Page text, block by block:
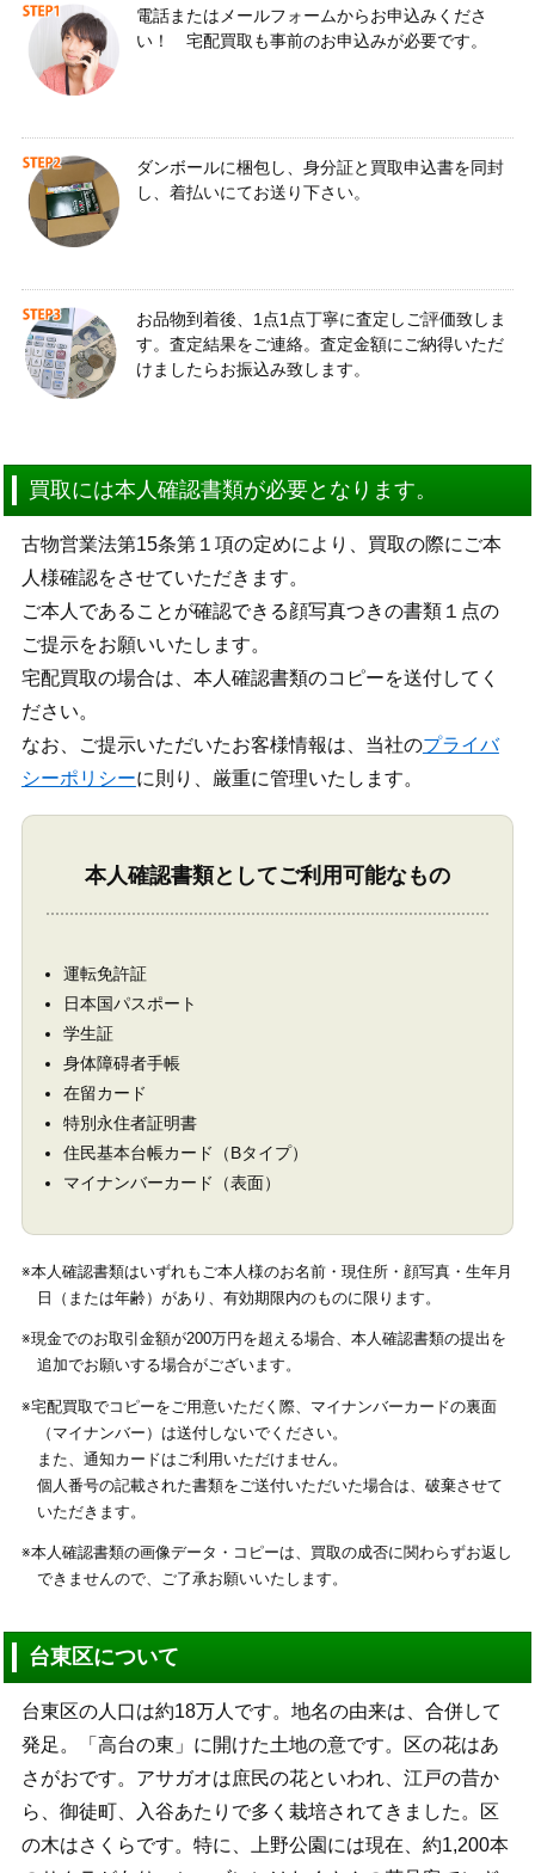
電話またはメールフォームからお申込みくださ
い！ 宅配買取も事前のお申込みが必要です。
ダンボールに梱包し、身分証と買取申込書を同封
し、着払いにてお送り下さい。
お品物到着後、1点1点丁寧に査定しご評価致しま
す。査定結果をご連絡。査定金額にご納得いただ
けましたらお振込み致します。
買取には本人確認書類が必要となります。
古物営業法第15条第１項の定めにより、買取の際にご本
人様確認をさせていただきます。
ご本人であることが確認できる顔写真つきの書類１点の
ご提示をお願いいたします。
宅配買取の場合は、本人確認書類のコピーを送付してく
ださい。
なお、ご提示いただいたお客様情報は、当社のプライバ
シーポリシーに則り、厳重に管理いたします。
本人確認書類としてご利用可能なもの
運転免許証
日本国パスポート
学生証
身体障碍者手帳
在留カード
特別永住者証明書
住民基本台帳カード（Bタイプ）
マイナンバーカード（表面）
※本人確認書類はいずれもご本人様のお名前・現住所・顔写真・生年月
日（または年齢）があり、有効期限内のものに限ります。
※現金でのお取引金額が200万円を超える場合、本人確認書類の提出を
追加でお願いする場合がございます。
※宅配買取でコピーをご用意いただく際、マイナンバーカードの裏面
（マイナンバー）は送付しないでください。
また、通知カードはご利用いただけません。
個人番号の記載された書類をご送付いただいた場合は、破棄させて
いただきます。
※本人確認書類の画像データ・コピーは、買取の成否に関わらずお返し
できませんので、ご了承お願いいたします。
台東区について
台東区の人口は約18万人です。地名の由来は、合併して
発足。「高台の東」に開けた土地の意です。区の花はあ
さがおです。アサガオは庶民の花といわれ、江戸の昔か
ら、御徒町、入谷あたりで多く栽培されてきました。区
の木はさくらです。特に、上野公園には現在、約1,200本